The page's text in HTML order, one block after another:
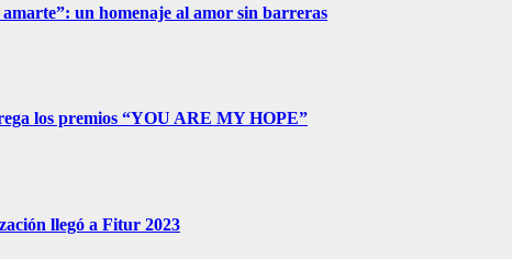
un homenaje al amor sin barreras
los premios “YOU ARE MY HOPE”
llegó a Fitur 2023